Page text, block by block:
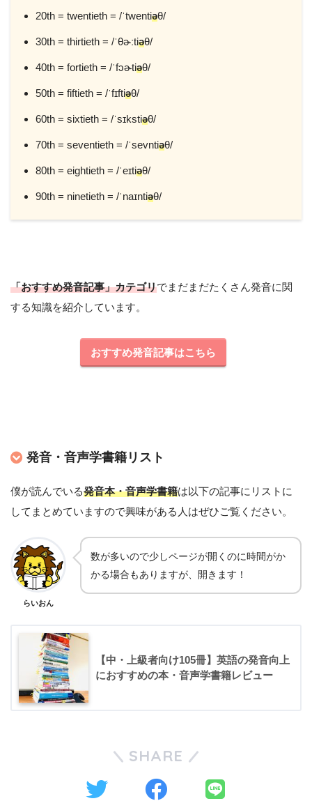
20th = twentieth = /ˈtwentiəθ/
30th = thirtieth = /ˈθɚːtiəθ/
40th = fortieth = /ˈfɔɚtiəθ/
50th = fiftieth = /ˈfɪftiəθ/
60th = sixtieth = /ˈsɪkstiəθ/
70th = seventieth = /ˈsevntiəθ/
80th = eightieth = /ˈeɪtiəθ/
90th = ninetieth = /ˈnaɪntiəθ/
「おすすめ発音記事」カテゴリでまだまだたくさん発音に関
する知識を紹介しています。
おすすめ発音記事はこちら
発音・音声学書籍リスト
僕が読んでいる発音本・音声学書籍は以下の記事にリストに
してまとめていますので興味がある人はぜひご覧ください。
らいおん
数が多いので少しページが開くのに時間がか
かる場合もありますが、開きます！
【中・上級者向け105冊】英語の発音向上
におすすめの本・音声学書籍レビュー
SHARE